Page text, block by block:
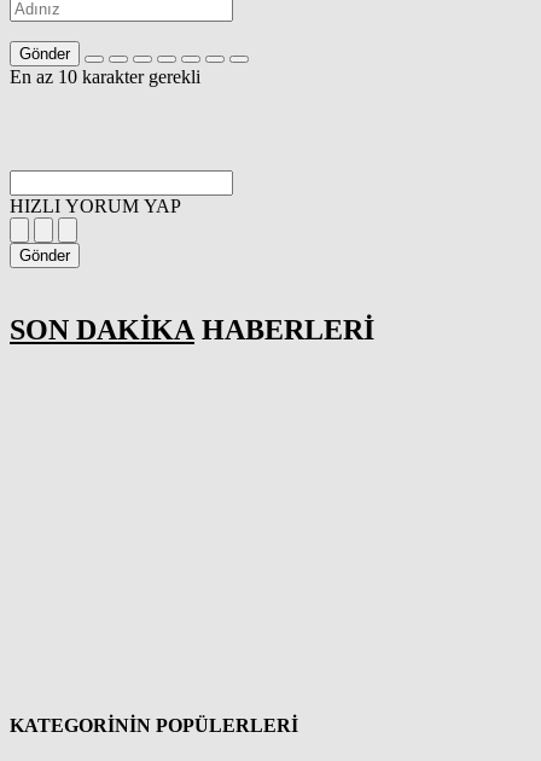
Gönder
En az 10 karakter gerekli
HIZLI YORUM YAP
Gönder
SON DAKİKA HABERLERİ
KATEGORİNİN POPÜLERLERİ